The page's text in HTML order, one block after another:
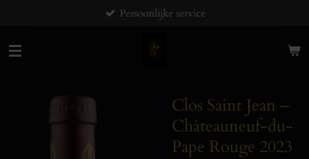
naar
de
Persoonlijke service
Clos Saint Jean –
Châteauneuf-du-
Pape Rouge 2023